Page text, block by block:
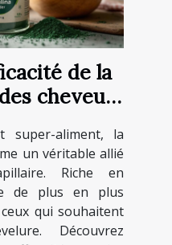
de la
cheveux
super-aliment, la
un véritable allié
Riche en
de plus en plus
qui souhaitent
Découvrez